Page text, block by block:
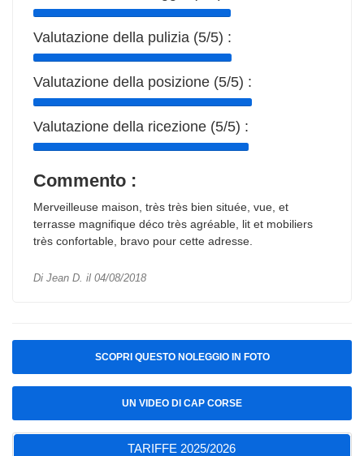
Valutazione della pulizia (5/5) :
Valutazione della posizione (5/5) :
Valutazione della ricezione (5/5) :
Commento :
Merveilleuse maison, très très bien située, vue, et
terrasse magnifique déco très agréable, lit et mobiliers
très confortable, bravo pour cette adresse.
Di Jean D. il 04/08/2018
SCOPRI QUESTO NOLEGGIO IN FOTO
UN VIDEO DI CAP CORSE
TARIFFE 2025/2026